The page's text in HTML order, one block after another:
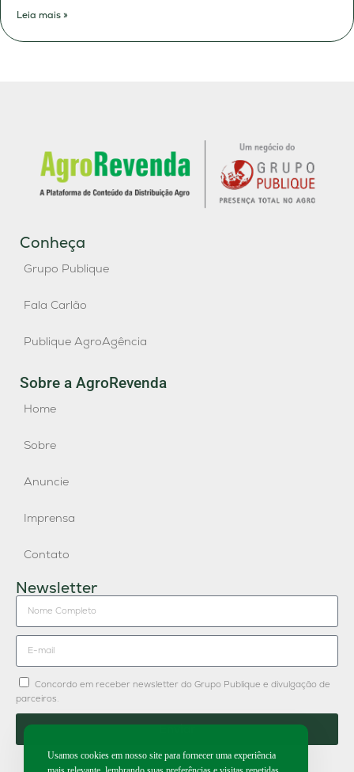
Leia mais »
Conheça
Grupo Publique
Fala Carlão
Publique AgroAgência
Sobre a AgroRevenda
Home
Sobre
Anuncie
Imprensa
Contato
Newsletter
Concordo em receber newsletter do Grupo Publique e divulgação de
parceiros.
Enviar
Usamos cookies em nosso site para fornecer uma experiência